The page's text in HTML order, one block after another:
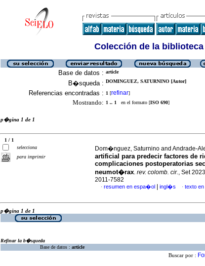
Colección de la biblioteca
Base de datos : article
B�squeda : DOMINGUEZ, SATURNINO [Autor]
Referencias encontradas : 1 [refinar]
Mostrando: 1 .. 1 en el formato [ISO 690]
p�gina 1 de 1
1 / 1
selecciona
para imprimir
Dom�nguez, Saturnino and Andrade-
artificial para predecir factores de
complicaciones postoperatorias
neumot�rax. rev. colomb. cir., Set
2011-7582
· resumen en espa�ol ingl�s · texto
p�gina 1 de 1
Refinar la b�squeda
Base de datos : article
Buscar por :